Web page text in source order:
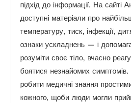
підхід до інформації. На сайті
доступні матеріали про
температуру, тиск, інфекції,
ознаки ускладнень — і
розуміти своє тіло, вчасно
боятися незнайомих
робити медичні знання
кожного, щоби люди могли